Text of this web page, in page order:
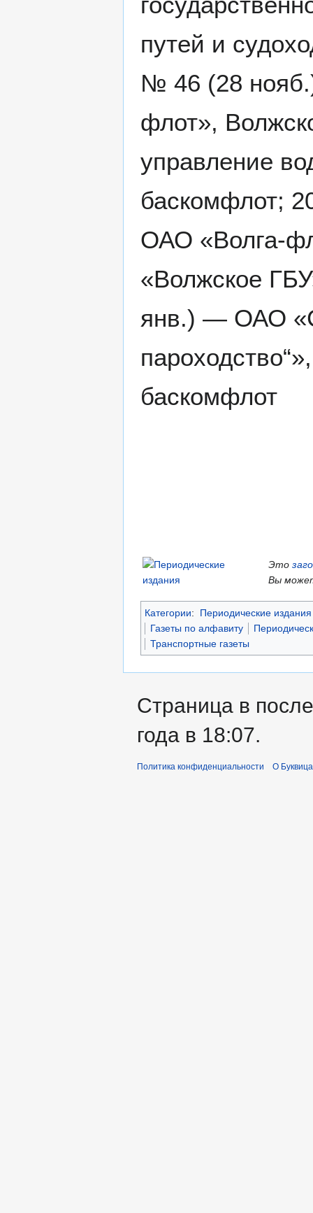
путей и
№ 46 (28
флот»,
управление
баскомфлот;
ОАО «Волга-
«Волжское
янв.) — ОАО
баскомфлот
Это
Вы
Категории:
Периодические
Газеты по алфавиту
Транспортные газеты
Страница в
года в 18:07.
Политика конфиденциальности О Буквица